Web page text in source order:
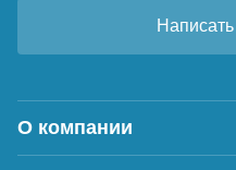
О компании